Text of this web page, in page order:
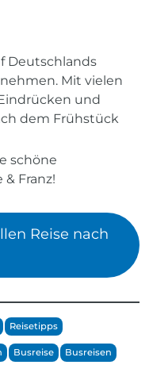
Deutschlands
Mit vielen
und
dem Frühstück
schöne
Franz!
Reise nach
Reisetipps
Busreise
Busreisen